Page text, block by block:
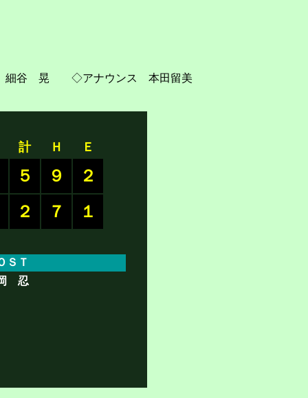
細谷 晃 ◇アナウンス 本田留美
計 Ｈ Ｅ
５ ９ ２
２ ７ １
ＳＴ
忍